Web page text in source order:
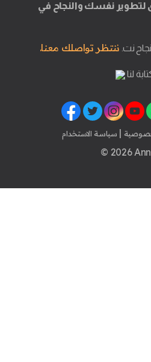
لتطوير نفسك والنجاح في
نت. ننتظر تواصلك معنا.
لنا
| سياسة الاستخدام
© 2026